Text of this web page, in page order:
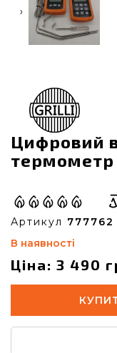
‹
Цифровий
термометр
Артикул 777762
В наявності
Ціна: 3 490